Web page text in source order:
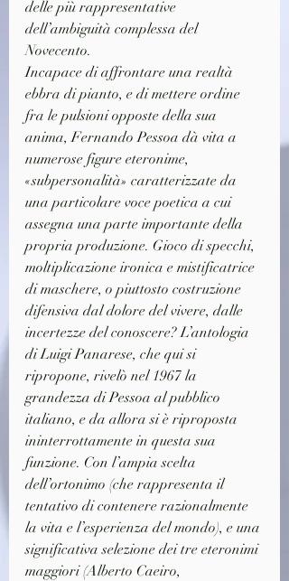
delle più rappresentative
dell’ambiguità complessa del
Novecento.
Incapace di affrontare una realtà
ebbra di pianto, e di mettere ordine
fra le pulsioni opposte della sua
anima, Fernando Pessoa dà vita a
numerose figure eteronime,
«subpersonalità» caratterizzate da
una particolare voce poetica a cui
assegna una parte importante della
propria produzione. Gioco di specchi,
moltiplicazione ironica e mistificatrice
di maschere, o piuttosto costruzione
difensiva dal dolore del vivere, dalle
incertezze del conoscere? L’antologia
di Luigi Panarese, che qui si
ripropone, rivelò nel 1967 la
grandezza di Pessoa al pubblico
italiano, e da allora si è riproposta
ininterrottamente in questa sua
funzione. Con l’ampia scelta
dell’ortonimo (che rappresenta il
tentativo di contenere razionalmente
la vita e l’esperienza del mondo), e una
significativa selezione dei tre eteronimi
maggiori (Alberto Caeiro,